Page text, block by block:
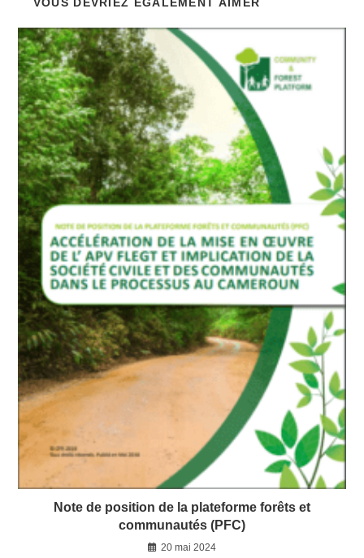
VOUS DEVRIEZ ÉGALEMENT AIMER
Note de position de la plateforme forêts et
communautés (PFC)
20 mai 2024